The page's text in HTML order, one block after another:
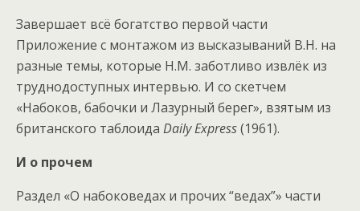
Завершает всё богатство первой части
Приложение с монтажом из высказываний В.Н. на
разные темы, которые Н.М. заботливо извлёк из
труднодоступных интервью. И со скетчем
«Набоков, бабочки и Лазурный берег», взятым из
британского таблоида Daily Express(1961).
И о прочем
Раздел «О набоковедах и прочих “ведах”» части